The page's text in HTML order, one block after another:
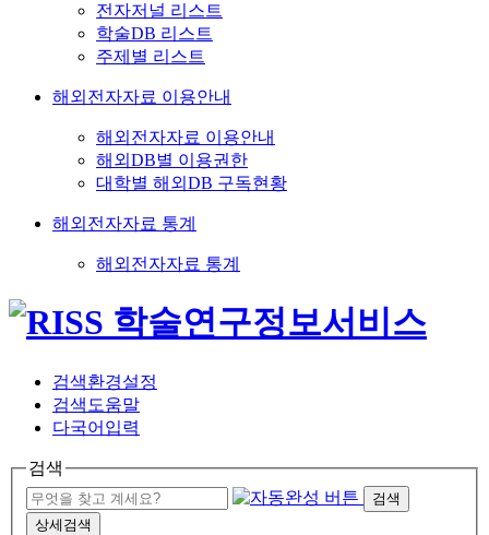
전자저널 리스트
학술DB 리스트
주제별 리스트
해외전자자료 이용안내
해외전자자료 이용안내
해외DB별 이용권한
대학별 해외DB 구독현황
해외전자자료 통계
해외전자자료 통계
검색환경설정
검색도움말
다국어입력
검색
검색
상세검색